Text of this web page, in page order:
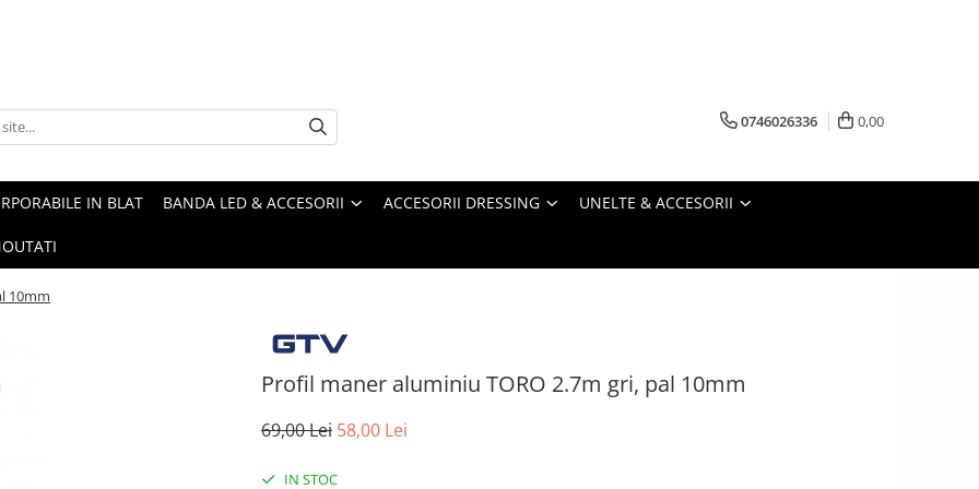
0746026336 0,00
IN BLAT BANDA LED & ACCESORII ACCESORII DRESSING UNELTE & ACCESORII
10mm
Profil maner aluminiu TORO 2.7m gri, pal 10mm
69,00 Lei 58,00 Lei
IN STOC